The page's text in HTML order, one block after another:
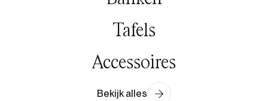
Tafels
Accessoires
Bekijk alles